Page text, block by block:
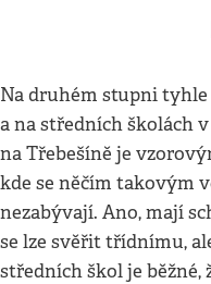
Na druhém stupni
a na středních školách
na Třebešíně je
kde se něčím takovým
nezabývají. Ano, mají
se lze svěřit třídnímu,
středních škol je